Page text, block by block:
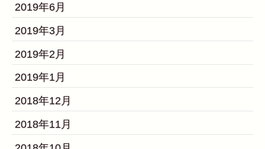
2019年6月
2019年3月
2019年2月
2019年1月
2018年12月
2018年11月